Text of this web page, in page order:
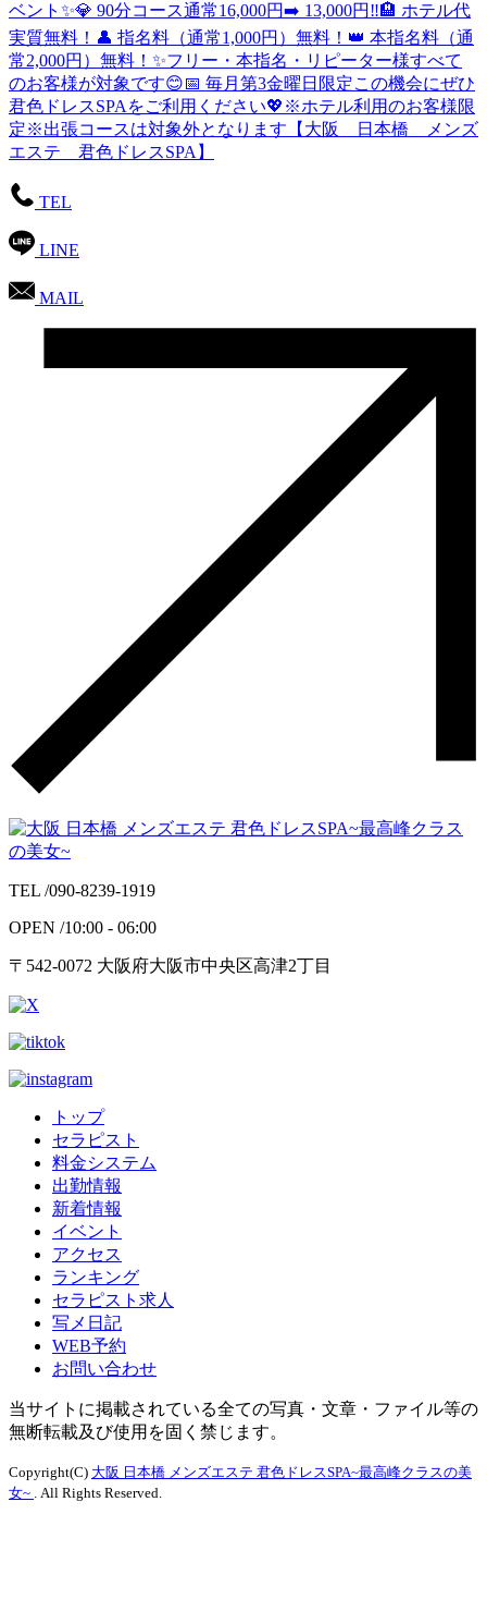
ベント✨💎 90分コース通常16,000円➡️ 13,000円‼️🏨 ホテル代
実質無料！👤 指名料（通常1,000円）無料！👑 本指名料（通
常2,000円）無料！✨フリー・本指名・リピーター様すべて
のお客様が対象です😊📅 毎月第3金曜日限定この機会にぜひ
君色ドレスSPAをご利用ください💖※ホテル利用のお客様限
定※出張コースは対象外となります【大阪 日本橋 メンズ
エステ 君色ドレスSPA】
TEL
LINE
MAIL
TEL /090-8239-1919
OPEN /10:00 - 06:00
〒542-0072 大阪府大阪市中央区高津2丁目
トップ
セラピスト
料金システム
出勤情報
新着情報
イベント
アクセス
ランキング
セラピスト求人
写メ日記
WEB予約
お問い合わせ
当サイトに掲載されている全ての写真・文章・ファイル等の
無断転載及び使用を固く禁じます。
Copyright(C) 大阪 日本橋 メンズエステ 君色ドレスSPA~最高峰クラスの美
女~ . All Rights Reserved.